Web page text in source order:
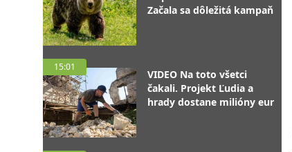
Začala sa dôležitá kampaň
15:01
VIDEO Na toto všetci
čakali. Projekt Ľudia a
hrady dostane milióny eur